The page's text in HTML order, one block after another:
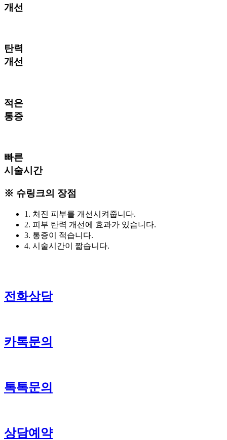
개선
탄력
개선
적은
통증
빠른
시술시간
※ 슈링크의 장점
1. 처진 피부를 개선시켜줍니다.
2. 피부 탄력 개선에 효과가 있습니다.
3. 통증이 적습니다.
4. 시술시간이 짧습니다.
전화상담
카톡문의
톡톡문의
상담예약